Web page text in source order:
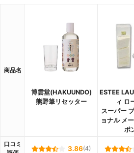
商品名
博雲堂(HAKUUNDO)
熊野筆リセッター
ESTEE
ィ ロ
スーパー
ョナル メ
ポ
口コミ
3.86(4)